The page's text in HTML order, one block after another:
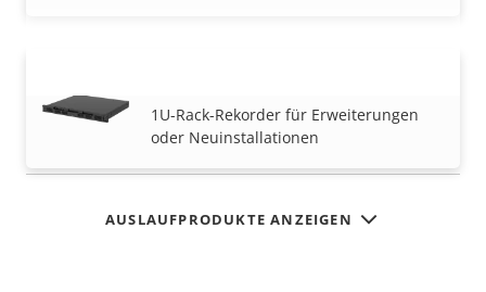
MEHR ANZEIGEN
1U-Rack-Rekorder für Erweiterungen
oder Neuinstallationen
AUSLAUFPRODUKTE ANZEIGEN